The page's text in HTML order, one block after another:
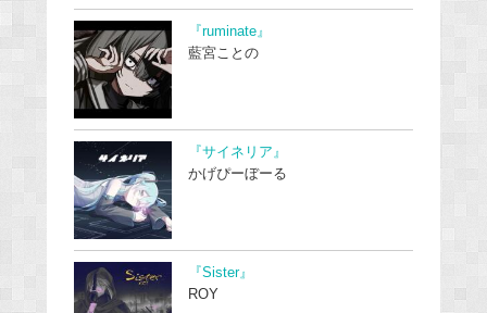
『ruminate』
藍宮ことの
『サイネリア』
かげぴーぼーる
『Sister』
ROY